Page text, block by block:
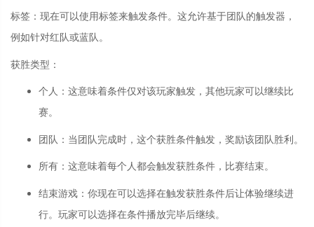
标签： 现在可以使用标签来触发条件。这允许基于团队的触发器，
例如针对红队或蓝队。
获胜类型：
个人 ： 这意味着条件仅对该玩家触发，其他玩家可以继续比
赛。
团队 ： 当团队完成时，这个获胜条件触发，奖励该团队胜利。
所有 ： 这意味着每个人都会触发获胜条件，比赛结束。
结束游戏 ： 你现在可以选择在触发获胜条件后让体验继续进
行。玩家可以选择在条件播放完毕后继续。